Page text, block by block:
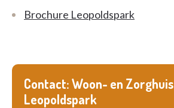
Brochure Leopoldspark
Contact: Woon- en Zorghuis
Leopoldspark